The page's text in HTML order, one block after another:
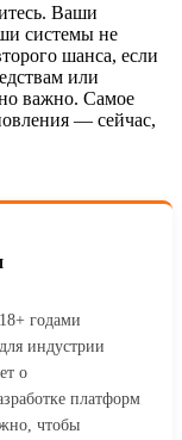
Ваши
системы не
шанса, если
или
важно. Самое
— сейчас,
годами
индустрии
о
платформ
чтобы